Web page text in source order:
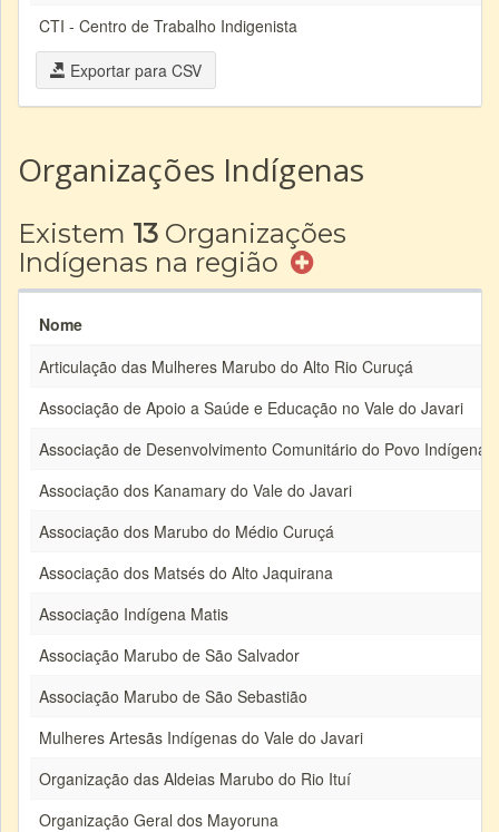
CTI - Centro de Trabalho Indigenista
Exportar para CSV
Organizações Indígenas
Existem 13 Organizações
Indígenas na região
Nome
Articulação das Mulheres Marubo do Alto Rio Curuçá
Associação de Apoio a Saúde e Educação no Vale do Javari
Associação de Desenvolvimento Comunitário do Povo Indígena
Associação dos Kanamary do Vale do Javari
Associação dos Marubo do Médio Curuçá
Associação dos Matsés do Alto Jaquirana
Associação Indígena Matis
Associação Marubo de São Salvador
Associação Marubo de São Sebastião
Mulheres Artesãs Indígenas do Vale do Javari
Organização das Aldeias Marubo do Rio Ituí
Organização Geral dos Mayoruna